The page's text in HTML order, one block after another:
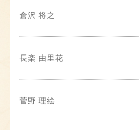
倉沢 将之
長楽 由里花
菅野 理絵